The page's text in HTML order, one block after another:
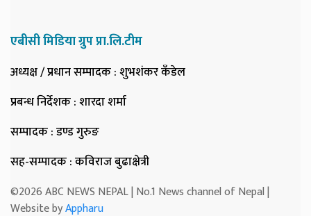
एबीसी मिडिया ग्रुप प्रा.लि.टीम
अध्यक्ष / प्रधान सम्पादक: शुभशंकर कँडेल
प्रबन्ध निर्देशक: शारदा शर्मा
सम्पादक: डण्ड गुरुङ
सह-सम्पादक: कविराज बुढाक्षेत्री
©2026 ABC NEWS NEPAL | No.1 News channel of Nepal |
Website byAppharu